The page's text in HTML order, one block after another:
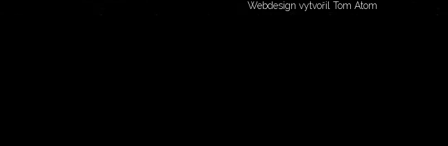
Webdesign vytvořil Tom Atom